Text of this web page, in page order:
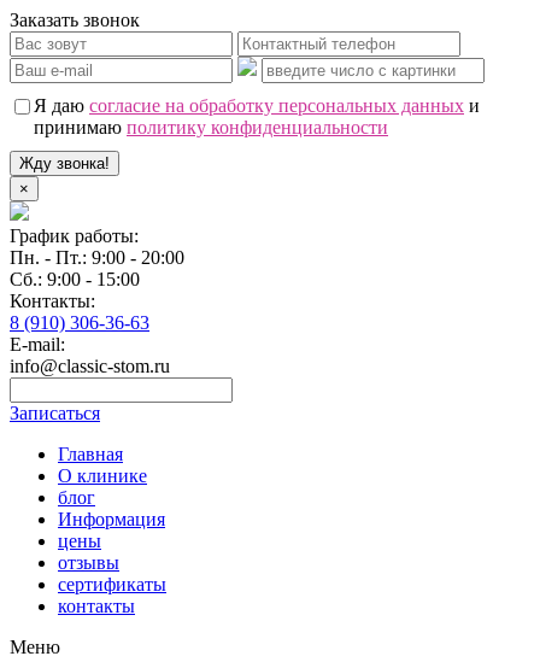
Заказать звонок
Я даю согласие на обработку персональных данных и
принимаю политику конфиденциальности
Жду звонка!
×
График работы:
Пн. - Пт.: 9:00 - 20:00
Сб.: 9:00 - 15:00
Контакты:
8 (910) 306-36-63
E-mail:
info@classic-stom.ru
Записаться
Главная
О клинике
блог
Информация
цены
отзывы
сертификаты
контакты
Меню